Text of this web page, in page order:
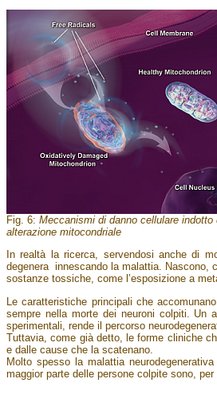
Fig. 6: Meccanismi di danno cellulare indotto
alterazione mitocondriale
In realtà la ricerca, servendosi anche di
degenera innescando la malattia. Nascono,
sostanze tossiche, come l’esposizione a
Le caratteristiche principali che
sempre nella morte dei neuroni colpiti. Un
sperimentali, rende il percorso
Tuttavia, come già detto, le forme cliniche
e dalle cause che la scatenano.
Molto spesso la malattia
maggior parte delle persone colpite sono, per